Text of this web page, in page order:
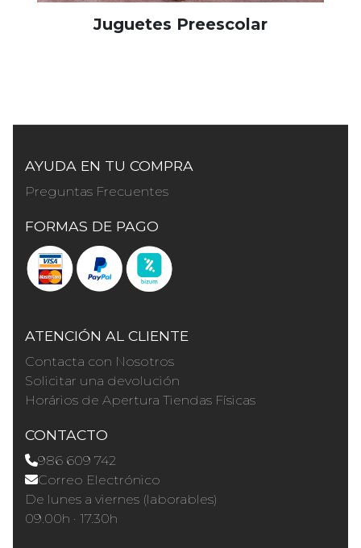
Juguetes Preescolar
AYUDA EN TU COMPRA
Preguntas Frecuentes
FORMAS DE PAGO
ATENCIÓN AL CLIENTE
Contacta con Nosotros
Solicitar una devolución
Horários de Apertura Tiendas Físicas
CONTACTO
986 609 742
Correo Electrónico
De lunes a viernes (laborables)
09.00h · 17.30h